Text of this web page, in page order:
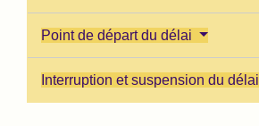
Point de départ du délai
Interruption et suspension du délai